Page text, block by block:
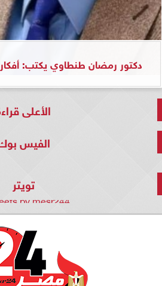
دكتور رمضان طنطاوي يكتب: أفكار
الأعلى
الفيس
تويتر
by mesr244